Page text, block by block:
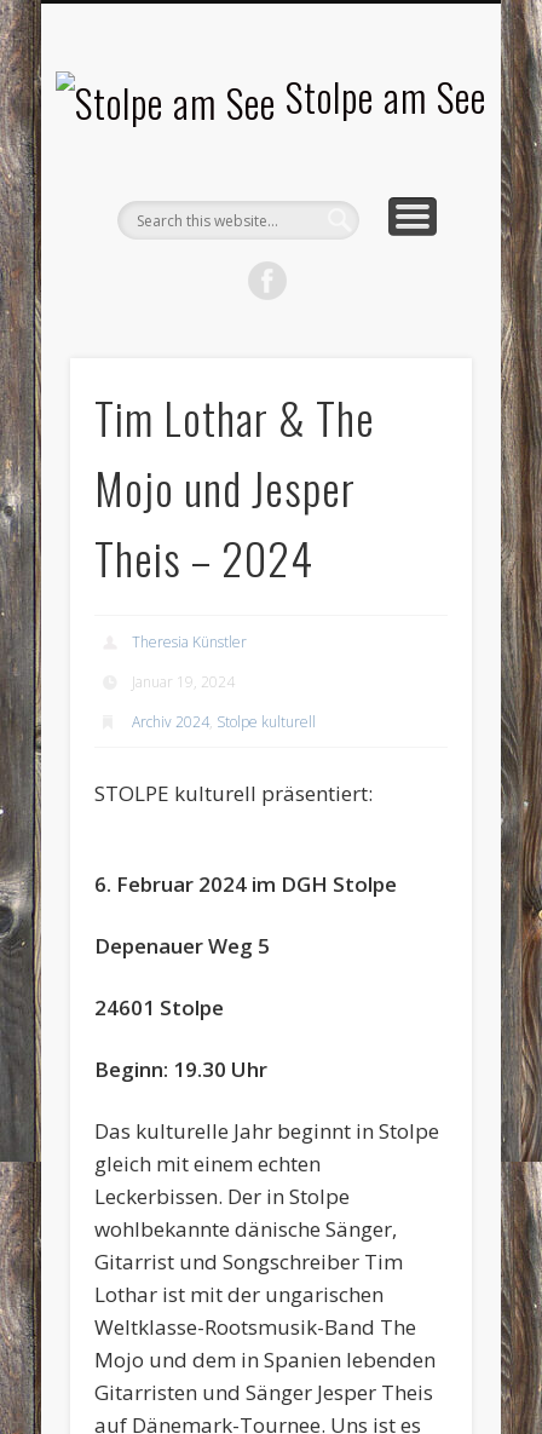
Stolpe am See
Tim Lothar & The
Mojo und Jesper
Theis – 2024
Theresia Künstler
Januar 19, 2024
Archiv 2024, Stolpe kulturell
STOLPE kulturell präsentiert:
6. Februar 2024 im DGH Stolpe
Depenauer Weg 5
24601 Stolpe
Beginn: 19.30 Uhr
Das kulturelle Jahr beginnt in Stolpe
gleich mit einem echten
Leckerbissen. Der in Stolpe
wohlbekannte dänische Sänger,
Gitarrist und Songschreiber Tim
Lothar ist mit der ungarischen
Weltklasse-Rootsmusik-Band The
Mojo und dem in Spanien lebenden
Gitarristen und Sänger Jesper Theis
auf Dänemark-Tournee. Uns ist es